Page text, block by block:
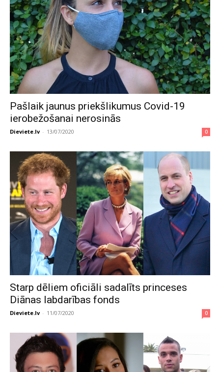
Pašlaik jaunus priekšlikumus Covid-19
ierobežošanai nerosinās
Dieviete.lv - 13/07/2020 0
Starp dēliem oficiāli sadalīts princeses
Diānas labdarības fonds
Dieviete.lv - 11/07/2020 0